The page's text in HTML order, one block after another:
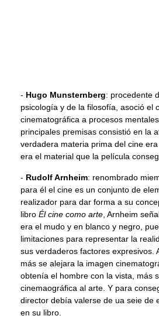
- Hugo Munsternberg: procedente
psicología y de la filosofía, asoció el
cinematográfica a procesos
principales premisas consistió en la
verdadera materia prima del cine
era el material que la película
- Rudolf Arnheim: renombrado
para él el cine es un conjunto de
realizador para dar forma a su
libro Él cine como arte , Arnheim
era el mudo y en blanco y negro,
limitaciones para representar la
sus verdaderos factores expresivos.
más se alejara la imagen
obtenía el hombre con la vista, más
cinemaográfica al arte. Y para
director debía valerse de ua seie de
en su libro.